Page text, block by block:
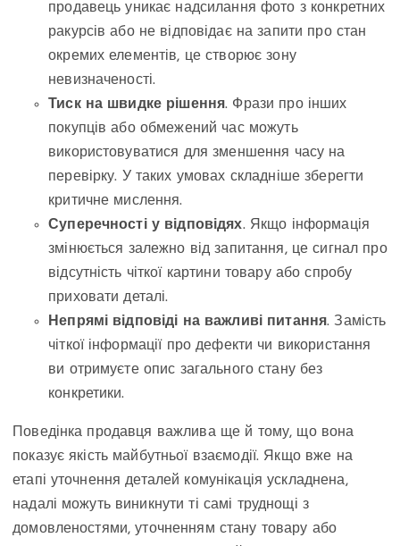
продавець уникає надсилання фото з конкретних
ракурсів або не відповідає на запити про стан
окремих елементів, це створює зону
невизначеності.
Тиск на швидке рішення. Фрази про інших
покупців або обмежений час можуть
використовуватися для зменшення часу на
перевірку. У таких умовах складніше зберегти
критичне мислення.
Суперечності у відповідях. Якщо інформація
змінюється залежно від запитання, це сигнал про
відсутність чіткої картини товару або спробу
приховати деталі.
Непрямі відповіді на важливі питання. Замість
чіткої інформації про дефекти чи використання
ви отримуєте опис загального стану без
конкретики.
Поведінка продавця важлива ще й тому, що вона
показує якість майбутньої взаємодії. Якщо вже на
етапі уточнення деталей комунікація ускладнена,
надалі можуть виникнути ті самі труднощі з
домовленостями, уточненням стану товару або